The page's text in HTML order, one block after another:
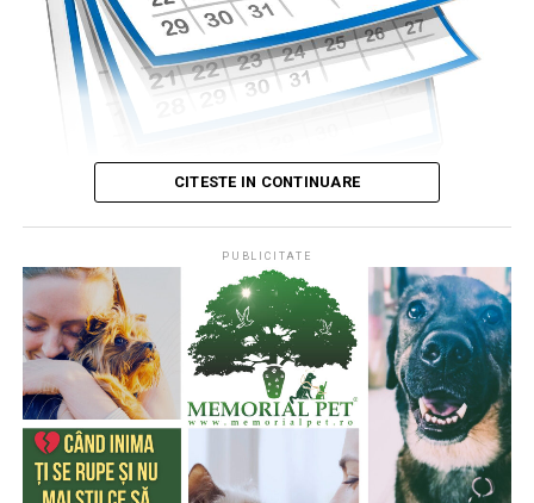
Publicat deCodrin RAITA,
4 august 2026, 05:00
S-a întâmplat într-o zi de 4 august
* Cu 333 de ani în urmă (1693), la această dată, monahul
francez, Dom Pérignon, degusta spuma unei băuturi
produse de el din vinul foarte acid de Champagne (o
CITESTE IN CONTINUARE
PUBLICITATE